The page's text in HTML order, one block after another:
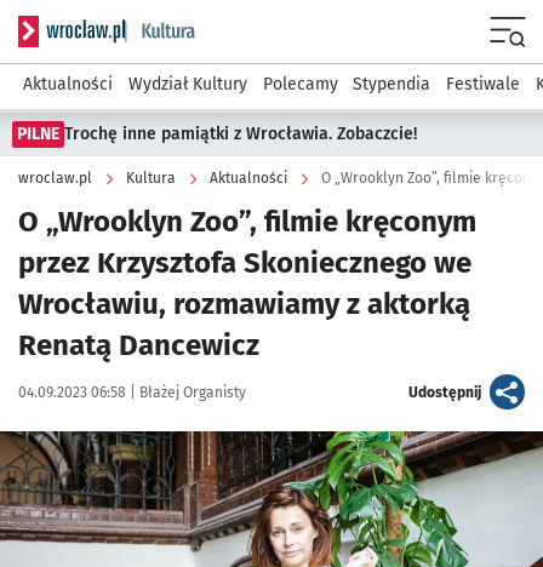
Serwis informacyjny wroclaw.pl podserwis: Kultura
Aktualności Wydział Kultury Polecamy Stypendia Festiwale
PILNE Trochę inne pamiątki z Wrocławia. Zobaczcie!
wroclaw.pl Kultura Aktualności
O „Wrooklyn Zoo”, filmie kręconym
przez Krzysztofa Skoniecznego we
Wrocławiu, rozmawiamy z aktorką
Renatą Dancewicz
Data publikacji:
04.09.2023 06:58 | Autor:
Błażej Organisty Udostępnijartykuł
Kliknij, aby zobaczyć galerię